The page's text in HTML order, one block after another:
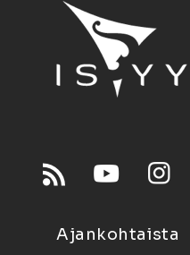
Ajankohtaista